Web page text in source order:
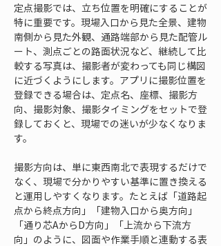
定点撮影では、立ち位置を明確にすることが
特に重要です。現場入口から見た全景、建物
南側から見た外観、通路端部から見た配管ル
ート、測点ごとの路面状況など、継続して比
較する写真は、撮影者が変わっても同じ構図
に近づくようにします。アプリに撮影位置を
登録できる場合は、定点名、座標、撮影方
向、撮影対象、撮影タイミングをセットで登
録しておくと、現場での迷いが少なくなりま
す。
撮影方向は、単に東西南北で表現するだけで
なく、現場で分かりやすい基準に置き換える
と運用しやすくなります。たとえば「道路起
点から終点方向」「建物入口から奥方向」
「通り芯AからD方向」「上流から下流方
向」のように、図面や作業手順と連動する表